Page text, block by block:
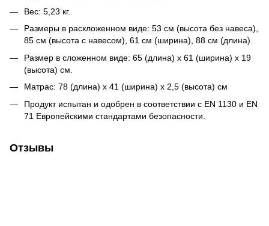
Вес: 5,23 кг.
Размеры в раскложенном виде: 53 см (высота без навеса),
85 см (высота с навесом), 61 см (ширина), 88 см (длина).
Размер в сложенном виде: 65 (длина) x 61 (ширина) x 19
(высота) см.
Матрас: 78 (длина) х 41 (ширина) х 2,5 (высота) см
Продукт испытан и одобрен в соответствии с EN 1130 и EN
71 Европейскими стандартами безопасности.
Отзывы